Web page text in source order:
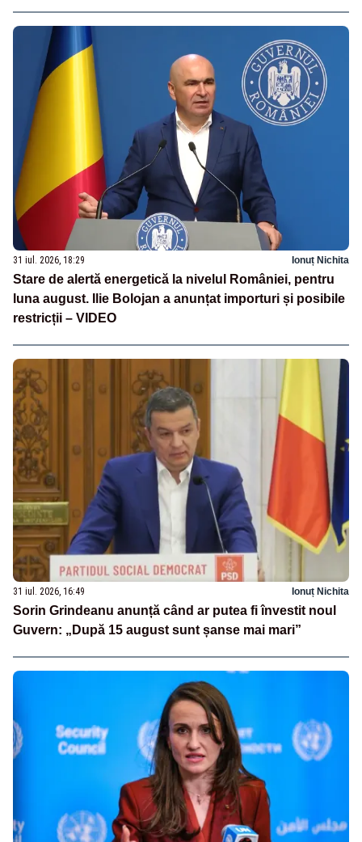
31 iul. 2026, 18:29 Ionuț Nichita
Stare de alertă energetică la nivelul României, pentru
luna august. Ilie Bolojan a anunțat importuri și posibile
restricții – VIDEO
31 iul. 2026, 16:49 Ionuț Nichita
Sorin Grindeanu anunță când ar putea fi învestit noul
Guvern: „După 15 august sunt șanse mai mari”